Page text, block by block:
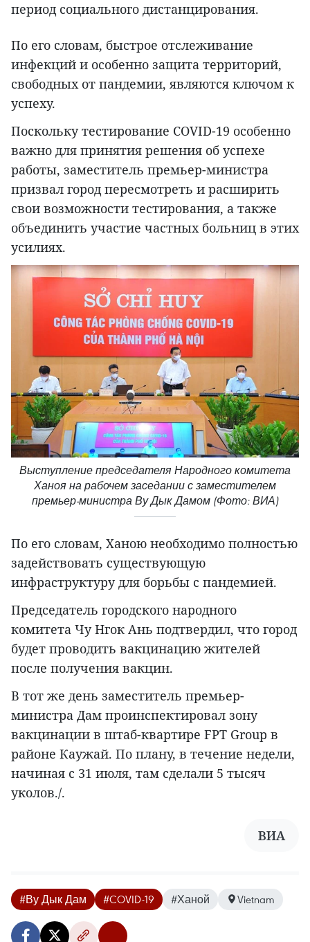
период социального дистанцирования.
По его словам, быстрое отслеживание
инфекций и особенно защита территорий,
свободных от пандемии, являются ключом к
успеху.
Поскольку тестирование COVID-19 особенно
важно для принятия решения об успехе
работы, заместитель премьер-министра
призвал город пересмотреть и расширить
свои возможности тестирования, а также
объединить участие частных больниц в этих
усилиях.
Выступление председателя Народного комитета
Ханоя на рабочем заседании с заместителем
премьер-министра Ву Дык Дамом (Фото: ВИА)
По его словам, Ханою необходимо полностью
задействовать существующую
инфраструктуру для борьбы с пандемией.
Председатель городского народного
комитета Чу Нгок Ань подтвердил, что город
будет проводить вакцинацию жителей
после получения вакцин.
В тот же день заместитель премьер-
министра Дам проинспектировал зону
вакцинации в штаб-квартире FPT Group в
районе Каужай. По плану, в течение недели,
начиная с 31 июля, там сделали 5 тысяч
уколов./.
ВИА
#Ву Дык Дам #COVID-19 #Ханой Vietnam